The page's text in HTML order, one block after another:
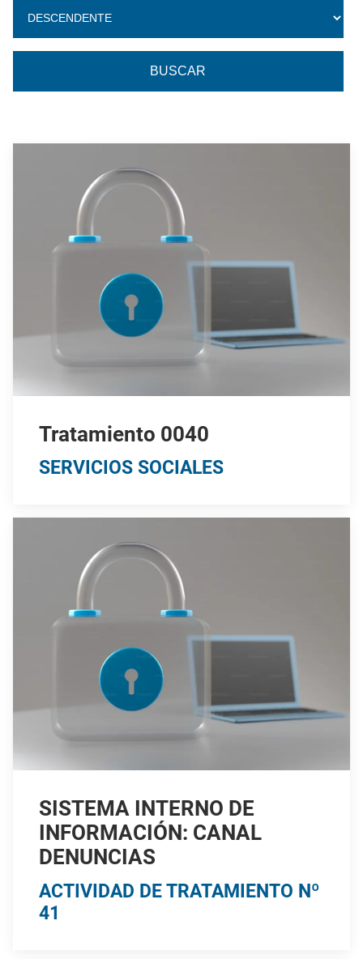
Tratamiento 0040
SERVICIOS SOCIALES
SISTEMA INTERNO DE
INFORMACIÓN: CANAL
DENUNCIAS
ACTIVIDAD DE TRATAMIENTO Nº
41